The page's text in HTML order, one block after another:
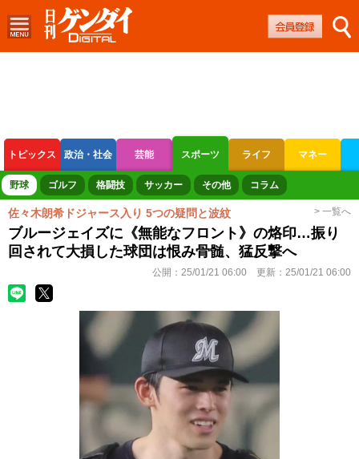
トピックス 政治・社会 芸能 スポーツ ライフ マネー
ボートレース 競輪 オートレース
野球 ゴルフ 格闘技 サッカー その他 コラム
佐々木朗希ドジャース入り 5つの疑問と波紋 > 一覧へ
ブルージェイズに《無能なフロント》の烙印…振り
回されて大損した球団は恨み骨髄、猛反撃へ
公開： 25/01/21 06:00 更新： 25/01/21 06:00